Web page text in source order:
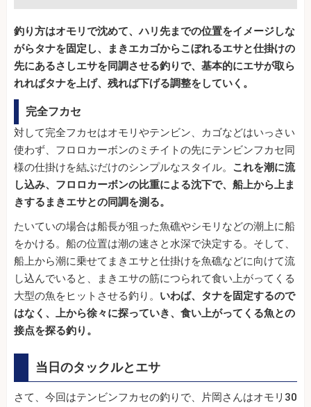
釣り方はオモリで沈めて、ハリ先までの位置をイメージしな
がらタナを固定し、まきエカゴからこぼれるエサと仕掛けの
先にあるさしエサを同調させる釣りで、基本的にエサが取ら
れればタナを上げ、残れば下げる調整をしていく。
完全フカセ
対して完全フカセはオモリやテンビン、カゴなどはいっさい
使わず、フロロカーボンのミチイトの先にテンビンフカセ同
様の仕掛けを結ぶだけのシンプルなスタイル。 これを潮に流
し込み、フロロカーボンの比重による沈下で、船上から上ま
きするまきエサとの同調を測る。
たいていの場合は船長が狙った魚礁やシモリなどの潮上に船
をかける。船の位置は潮の速さと水深で決定する。そして、
船上から潮に乗せてまきエサと仕掛けを魚礁などに向けて流
し込んでいると、まきエサの筋につられて食い上がってくる
大型の魚をヒットさせる釣り。 いわば、タナを固定するので
はなく、上から徐々に探っていき、食い上がってくる魚との
接点を探る釣り。
当日のタックルとエサ
さて、今回はテンビンフカセの釣りで、片岡さんはオモリ30